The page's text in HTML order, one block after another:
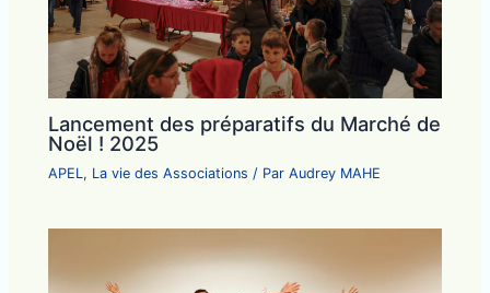
Lancement des préparatifs du Marché de
Noël ! 2025
APEL, La vie des Associations / ParAudrey MAHE